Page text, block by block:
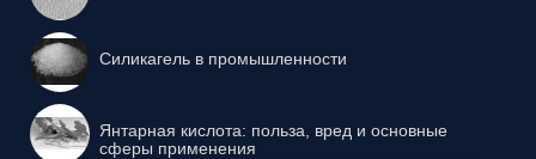
Силикагель в промышленности
Янтарная кислота: польза, вред и основные
сферы применения